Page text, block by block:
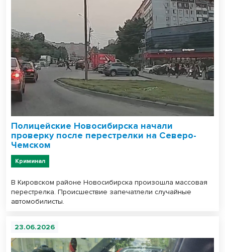
Полицейские Новосибирска начали
проверку после перестрелки на Северо-
Чемском
Криминал
В Кировском районе Новосибирска произошла массовая
перестрелка. Происшествие запечатлели случайные
автомобилисты.
23.06.2026